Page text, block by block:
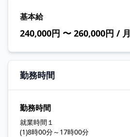
基本給
240,000円 〜 260,000円 / 月
勤務時間
勤務時間
就業時間１
(1)8時00分～17時00分